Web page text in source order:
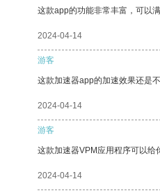
这款app的功能非常丰富，可以
2024-04-14
游客
这款加速器app的加速效果还是
2024-04-14
游客
这款加速器VPM应用程序可以给
2024-04-14